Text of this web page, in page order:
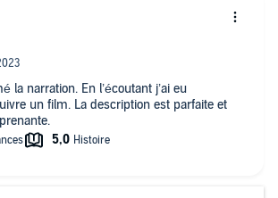
la narration. En l’écoutant j’ai eu
un film. La description est parfaite et